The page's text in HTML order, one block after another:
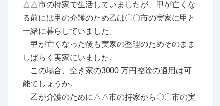
△△市の持家で生活していましたが、甲が亡くな
る前には甲の介護のため乙は〇〇市の実家に甲と
一緒に暮らしていました。
甲が亡くなった後も実家の整理のためそのまま
しばらく実家にいました。
この場合、空き家の3000 万円控除の適用は可
能でしょうか。
乙が介護のために△△市の持家から〇〇市の実